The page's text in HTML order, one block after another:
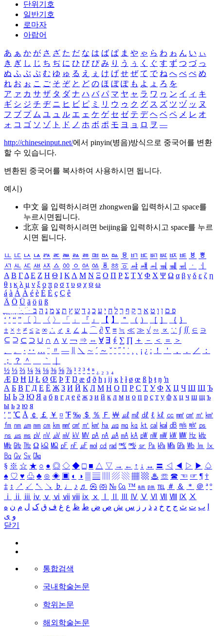
단위기호
일반기호
로마자
아랍어
あ ぁ か が さ ざ た だ な は ば ぱ ま や ゃ ら わ ゎ ん い ぃ
き ぎ し じ ち ぢ に ひ び ぴ み り う ぅ く ぐ す ず つ づ っ
ぬ ふ ぶ ぷ む ゆ ゅ る え ぇ け げ せ ぜ て で ね へ べ ぺ め
れ お ぉ こ ご そ ぞ と ど の ほ ぼ ぽ も よ ょ ろ を
ア ァ カ サ ザ タ ダ ナ ハ バ パ マ ヤ ャ ラ ワ ヮ ン イ ィ キ
ギ シ ジ チ ヂ ニ ヒ ビ ピ ミ リ ウ ゥ ク グ ス ズ ツ ヅ ッ ヌ
フ ブ プ ム ユ ュ ル エ ェ ケ ゲ セ ゼ テ デ ヘ ベ ペ メ レ オ
ォ コ ゴ ソ ゾ ト ド ノ ホ ボ ポ モ ヨ ョ ロ ヲ ―
http://chineseinput.net/에서 pinyin(병음)방식으로 중국어를 변환
할 수 있습니다.
변환된 중국어를 복사하여 사용하시면 됩니다.
예시)
中文 을 입력하시려면 zhongwen을 입력하시고 space를
누르시면됩니다.
北京 을 입력하시려면 beijing을 입력하시고 space를 누르
시면 됩니다.
ㅥ ㅦ ㅧ ㅨ ㅩ ㅪ ㅫ ㅬ ㅭ ㅮ ㅯ ㅰ ㅱ ㅲ ㅳ ㅴ ㅵ ㅶ ㅷ ㅸ
ㅹ
ㅺ ㅻ ㅼ ㅽ ㅾ ㅿ ㆀ ㆁ ㆂ ㆃ ㆄ ㆅ ㆆ ㆇ ㆈ ㆉ ㆊ ㆋ ㆌ ㆍ
ㆎ
Α Β ΓΔ Ε Ζ Η Θ Ι ΚΛ Μ Ν Ξ Ο Π Ρ Σ ΤΥ Φ Χ Ψ Ω α β γ δ ε ζ η
θ ι κ λ μ ν ξ ο π ρ σ τ υ φ χ ψ ω
á à Á À é è É È ç Ç ê
Ä Ö Ü ä ö ü ß
ִֶֹ ֻּ ׁׂ פ ם ן ו ט א ר ק ף ך ל ח י ע כ ג ד ש ץ ת צ מ נ ה ב
‘ ’ “ ” 〔 〕 〈 〉 「 」 『 』 【 】 ＂ （ ） ［ ］ ｛ ｝
± × ÷ ≠ ≤ ≥ ∞ ∴ ♂ ♀ ∠ ⊥ ⌒ ∂ ∇ ≡ ≒ ≪ ≫ √ ∽ ∝ ∵ ∫ ∬ ∈ ∋
⊆ ⊇ ⊂ ⊃ ∪ ∩ ∧ ∨ ￢ ⇒ ⇔ ∀ ∃ ∮ ∑ ∏ ＋ － ＜ ＝
＞
、
。 · ‥ … ¨ 〃 ― ＼ ∼ ´ ～ ˇ ˘ ˝ ˚ ˙ ¸ ¡ ¿ ː ！ ＇ ， ． ／
：
；
？ ＾ ｀
½ ⅓ ⅔ ¼ ¾ ⅛ ⅜ ⅝ ⅞ ¹ ² ³ ⁴ ⁿ ₁ ₂ ₃ ₄
Æ Ð Ħ Ĳ Ł Ø Œ Þ Ŧ Ŋ æ đ ð ħ ı ĳ ĸ ŀ ł ø œ ß þ ŧ ŋ ŉ
А Б В Г Д Е Ё Ж З И Й К Л М Н О П Р С Т У Ф Х Ц Ч Ш Щ Ъ
Ы Ь Э Ю Я а б в г д е ё ж з и й к л м н о п р с т у ф х ц ч ш щ ъ
ы ь э ю я
′ ″ ℃ Å ￠ ￡ ￥ ¤ ℉ ‰ ＄ ％ Ｆ ￦ ㎕ ㎖ ㎗ ℓ ㎘ ㏄ ㎣ ㎤ ㎥ ㎦
㎙ ㎚ ㎛ ㎜ ㎝ ㎞ ㎟ ㎠ ㎡ ㎢ ㏊ ㎍ ㎎ ㎏ ㏏ ㎈ ㎉ ㏈ ㎧ ㎨ ㎰
㎱ ㎲ ㎳ ㎴ ㎵ ㎶ ㎷ ㎸ ㎹ ㎀ ㎁ ㎂ ㎃ ㎄ ㎺ ㎻ ㎽ ㎾ ㎿ ㎐ ㎑
㎒ ㎓ ㎔ Ω ㏀ ㏁ ㎊ ㎋ ㎌ ㏖ ㏅ ㎭ ㎮ ㎯ ㏛ ㎩ ㎪ ㎫ ㎬ ㏝ ㏐
㏓
㏃ ㏉ ㏜ ㏆
§ ※ ☆ ★ ○ ● ◎ ◇ ◆ □ ■ △ ▽ → ← ↑ ↓ ↔ 〓 ◁ ◀ ▷ ▶ ♤
♠ ♡ ♥ ♧ ♣ ⊙ ◈ ▣ ◐ ◑ ▒ ▤ ▨ ▧ ▦ ▩ ♨ ☏ ☎ ☜ ☞ ¶ †
‡ ↕ ↗ ↙ ↖ ↘ ♭ ♩ ♪ ♬ ㉿ ㈜ № ㏇ ™ ㏂ ㏘ ℡ ＃ ＆ ＊ ＠ ª º
ⅰ
ⅱ ⅲ ⅳ ⅴ ⅵ ⅶ ⅷ ⅸ ⅹ Ⅳ Ⅴ Ⅵ Ⅶ Ⅷ Ⅸ Ⅹ
ب ت ث ج ح خ د ذ ر ز س ش ص ض ط ظ ع غ ف ق ک ل م ن ه
و ی
닫기
통합검색
국내학술논문
학위논문
해외학술논문